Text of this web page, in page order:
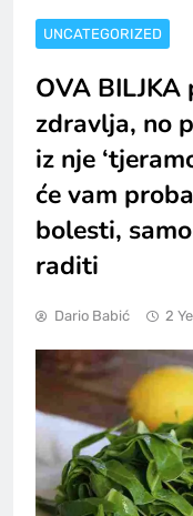
UNCATEGORIZED
OVA
zdravlja, no
iz nje
će vam
bolesti,
raditi
Dario Babić 2